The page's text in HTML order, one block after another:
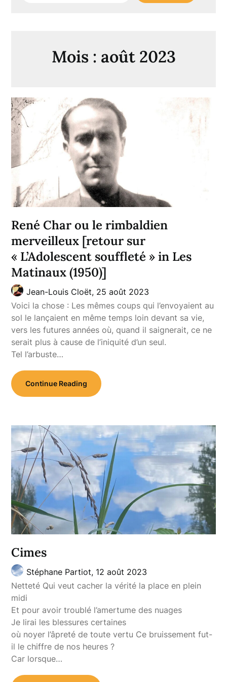
Mois : août 2023
René Char ou le rimbaldien
merveilleux [retour sur
« L’Adolescent souffleté » in Les
Matinaux (1950)]
Jean-Louis Cloët, 25 août 2023
Voici la chose : Les mêmes coups qui l’envoyaient au
sol le lançaient en même temps loin devant sa vie,
vers les futures années où, quand il saignerait, ce ne
serait plus à cause de l’iniquité d’un seul.
Tel l’arbuste…
Continue Reading
Cimes
Stéphane Partiot, 12 août 2023
Netteté Qui veut cacher la vérité la place en plein
midi
Et pour avoir troublé l’amertume des nuages
Je lirai les blessures certaines
où noyer l’âpreté de toute vertu Ce bruissement fut-
il le chiffre de nos heures ?
Car lorsque…